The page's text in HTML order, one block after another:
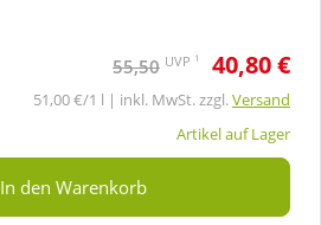
55,50 UVP 1 40,80 €
51,00 €/1 l | inkl. MwSt. zzgl.Versand
Artikel auf Lager
In den Warenkorb